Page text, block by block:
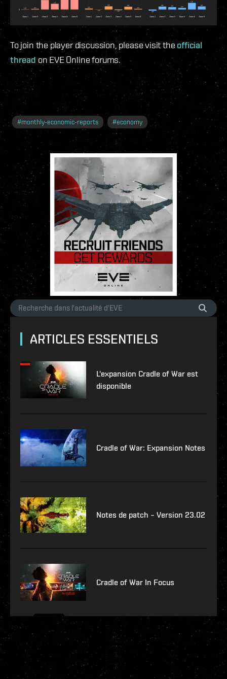
To join the player discussion, please visit the official
thread on EVE Online forums.
#monthly-economic-reports #economy
ARTICLES ESSENTIELS
L'expansion Cradle of War est
disponible
Cradle of War: Expansion Notes
Notes de patch – Version 23.02
Cradle of War In Focus